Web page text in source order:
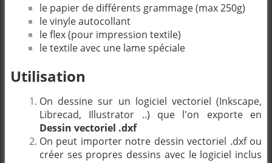
le papier de différents grammage (max 250g)
le vinyle autocollant
le flex (pour impression textile)
le textile avec une lame spéciale
Utilisation
On dessine sur un logiciel vectoriel (Inkscape,
Librecad, Illustrator ..) que l'on exporte en
Dessin vectoriel .dxf
On peut importer notre dessin vectoriel .dxf ou
créer ses propres dessins avec le logiciel inclus